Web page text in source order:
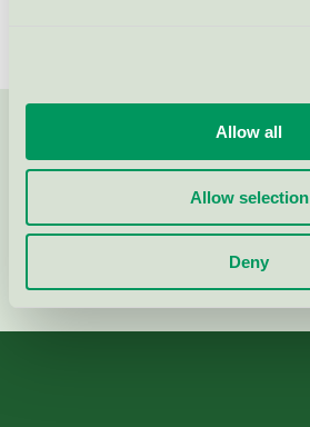
Allow all
Allow selection
Deny
Kontakta oss på 08-55 55 24 00